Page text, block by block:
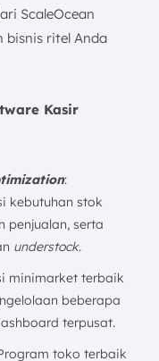
ScaleOcean
bisnis ritel Anda
Kasir
n:
kebutuhan stok
penjualan, serta
understock.
minimarket terbaik
beberapa
terpusat.
toko terbaik